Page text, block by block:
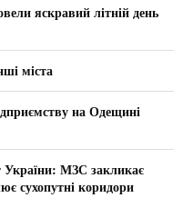
яскравий літній день
міста
на Одещині
України: МЗС закликає
сухопутні коридори